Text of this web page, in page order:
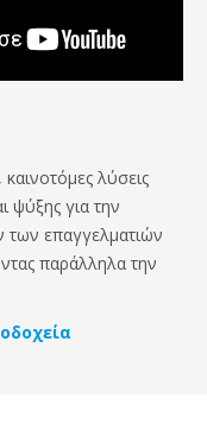
λύσεις
ψύξης για την
επαγγελματιών
παράλληλα την